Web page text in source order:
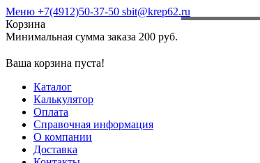
Меню +7(4912)50-37-50 sbit@krep62.ru
Корзина
Минимальная сумма заказа 200 руб.
Ваша корзина пуста!
Каталог
Калькулятор
Оплата
Справочная информация
О компании
Доставка